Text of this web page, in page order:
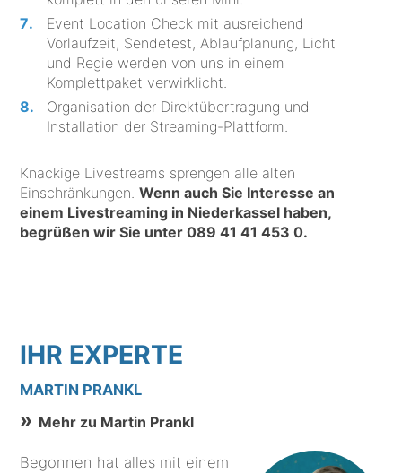
Event Location Check mit ausreichend
Vorlaufzeit, Sendetest, Ablaufplanung, Licht
und Regie werden von uns in einem
Komplettpaket verwirklicht.
Organisation der Direktübertragung und
Installation der Streaming-Plattform.
Knackige Livestreams sprengen alle alten
Einschränkungen.Wenn auch Sie Interesse an
einem Livestreaming in Niederkassel haben,
begrüßen wir Sie unter089 41 41 453 0.
IHR EXPERTE
MARTIN PRANKL
Mehr zu Martin Prankl
Begonnen hat alles mit einem